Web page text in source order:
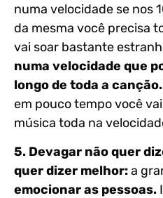
numa velocidade se nos
da mesma você precisa
vai soar bastante
numa velocidade que
longo de toda a canção.
em pouco tempo você
música toda na
5. Devagar não quer
quer dizer melhor:a
emocionar as pessoas.